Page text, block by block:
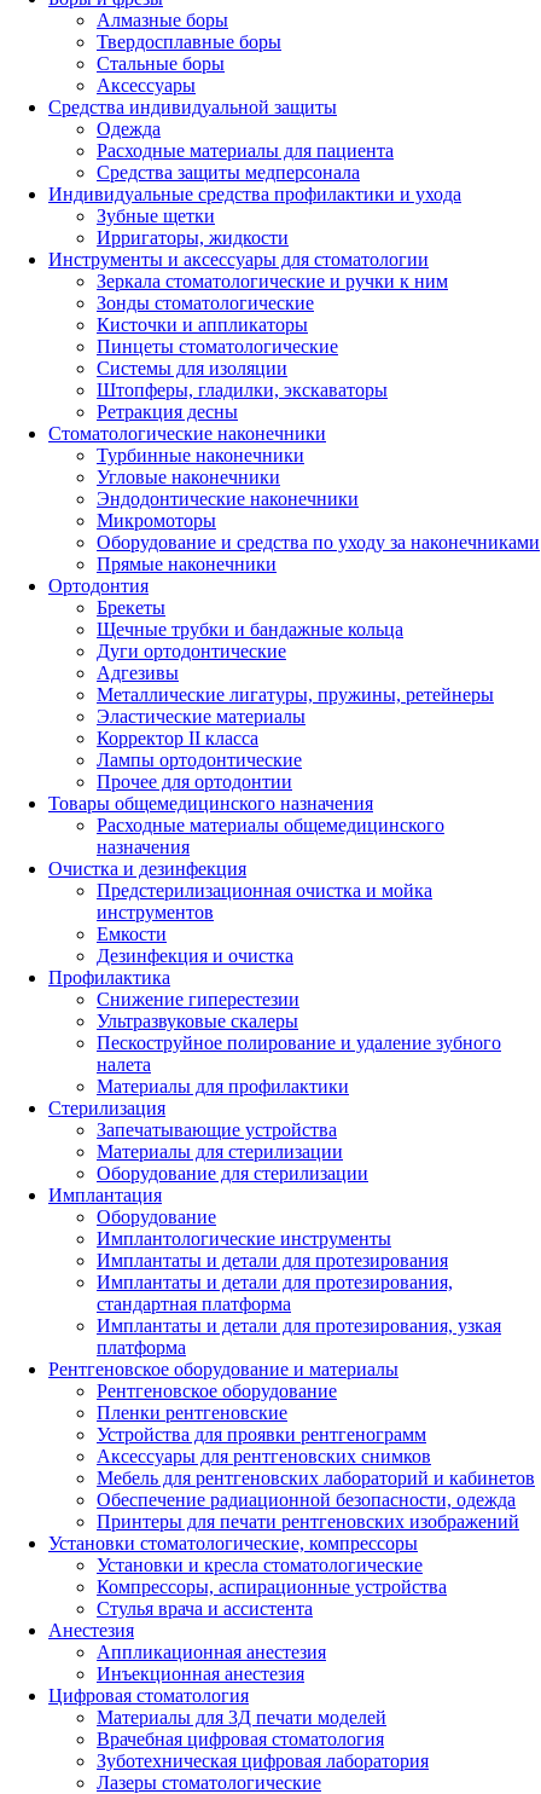
Алмазные боры
Твердосплавные боры
Стальные боры
Аксессуары
Средства индивидуальной защиты
Одежда
Расходные материалы для пациента
Средства защиты медперсонала
Индивидуальные средства профилактики и ухода
Зубные щетки
Ирригаторы, жидкости
Инструменты и аксессуары для стоматологии
Зеркала стоматологические и ручки к ним
Зонды стоматологические
Кисточки и аппликаторы
Пинцеты стоматологические
Системы для изоляции
Штопферы, гладилки, экскаваторы
Ретракция десны
Стоматологические наконечники
Турбинные наконечники
Угловые наконечники
Эндодонтические наконечники
Микромоторы
Оборудование и средства по уходу за наконечниками
Прямые наконечники
Ортодонтия
Брекеты
Щечные трубки и бандажные кольца
Дуги ортодонтические
Адгезивы
Металлические лигатуры, пружины, ретейнеры
Эластические материалы
Корректор II класса
Лампы ортодонтические
Прочее для ортодонтии
Товары общемедицинского назначения
Расходные материалы общемедицинского
назначения
Очистка и дезинфекция
Предстерилизационная очистка и мойка
инструментов
Емкости
Дезинфекция и очистка
Профилактика
Снижение гиперестезии
Ультразвуковые скалеры
Пескоструйное полирование и удаление зубного
налета
Материалы для профилактики
Стерилизация
Запечатывающие устройства
Материалы для стерилизации
Оборудование для стерилизации
Имплантация
Оборудование
Имплантологические инструменты
Имплантаты и детали для протезирования
Имплантаты и детали для протезирования,
стандартная платформа
Имплантаты и детали для протезирования, узкая
платформа
Рентгеновское оборудование и материалы
Рентгеновское оборудование
Пленки рентгеновские
Устройства для проявки рентгенограмм
Аксессуары для рентгеновских снимков
Мебель для рентгеновских лабораторий и кабинетов
Обеспечение радиационной безопасности, одежда
Принтеры для печати рентгеновских изображений
Установки стоматологические, компрессоры
Установки и кресла стоматологические
Компрессоры, аспирационные устройства
Стулья врача и ассистента
Анестезия
Аппликационная анестезия
Инъекционная анестезия
Цифровая стоматология
Материалы для 3Д печати моделей
Врачебная цифровая стоматология
Зуботехническая цифровая лаборатория
Лазеры стоматологические